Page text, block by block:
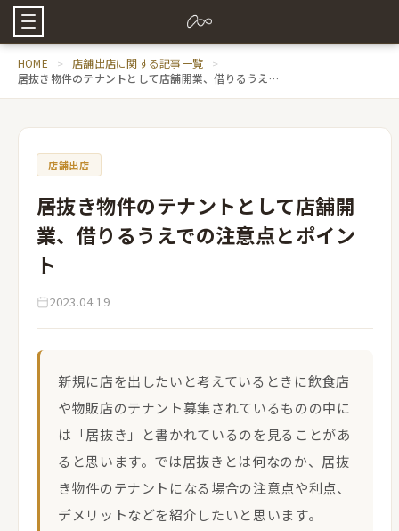
HOME
店舗出店に関する記事一覧
居抜き物件のテナントとして店舗開業、借りるうえでの注意点とポイント
店舗出店
居抜き物件のテナントとして店舗開
業、借りるうえでの注意点とポイン
ト
2023.04.19
新規に店を出したいと考えているときに飲食店
や物販店のテナント募集されているものの中に
は「居抜き」と書かれているのを見ることがあ
ると思います。では居抜きとは何なのか、居抜
き物件のテナントになる場合の注意点や利点、
デメリットなどを紹介したいと思います。